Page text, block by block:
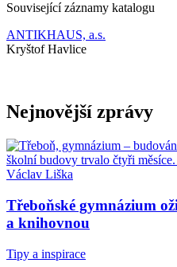
Související záznamy katalogu
ANTIKHAUS, a.s.
Kryštof Havlice
Nejnovější zprávy
Třeboňské gymnázium
a knihovnou
Tipy a inspirace